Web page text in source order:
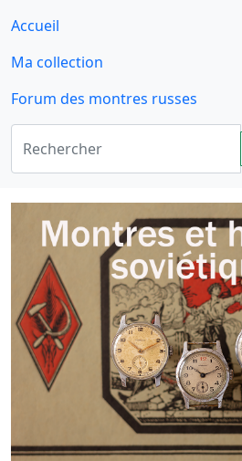
Accueil
Ma collection
Forum des montres russes